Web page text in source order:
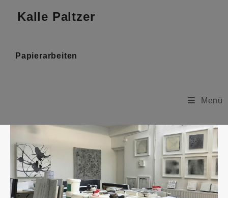
Kalle Paltzer
Papierarbeiten
Menü